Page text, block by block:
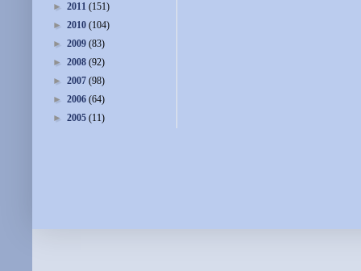
► 2011 (151)
► 2010 (104)
► 2009 (83)
► 2008 (92)
► 2007 (98)
► 2006 (64)
► 2005 (11)